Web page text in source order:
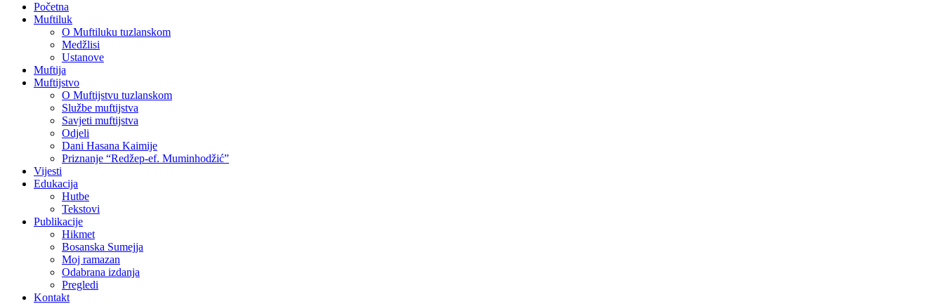
Početna
Muftiluk
O Muftiluku tuzlanskom
Medžlisi
Ustanove
Muftija
Muftijstvo
O Muftijstvu tuzlanskom
Službe muftijstva
Savjeti muftijstva
Odjeli
Dani Hasana Kaimije
Priznanje “Redžep-ef. Muminhodžić”
Vijesti
Edukacija
Hutbe
Tekstovi
Publikacije
Hikmet
Bosanska Sumejja
Moj ramazan
Odabrana izdanja
Pregledi
Kontakt